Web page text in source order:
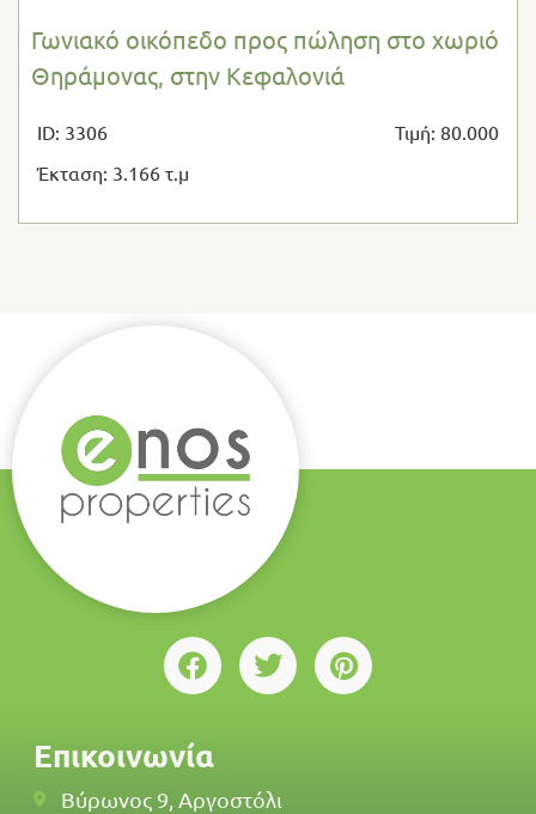
Γωνιακό οικόπεδο προς πώληση στο χωριό
Θηράμονας, στην Κεφαλονιά
ID: 3306
Τιμή: 80.000
Έκταση: 3.166 τ.μ
Επικοινωνία
Βύρωνος 9, Αργοστόλι